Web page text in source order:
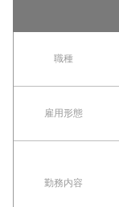
職種
雇用形態
勤務内容